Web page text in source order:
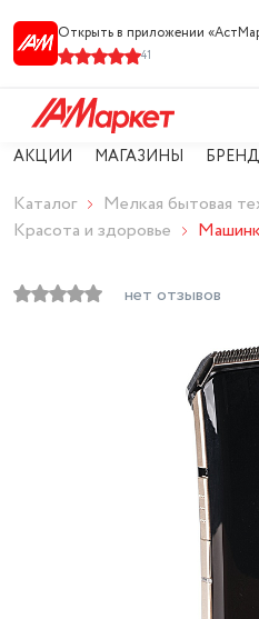
Открыть в приложении
41
АКЦИИ МАГАЗИНЫ
Каталог
Мелкая бытовая
Красота и здоровье
нет отзывов